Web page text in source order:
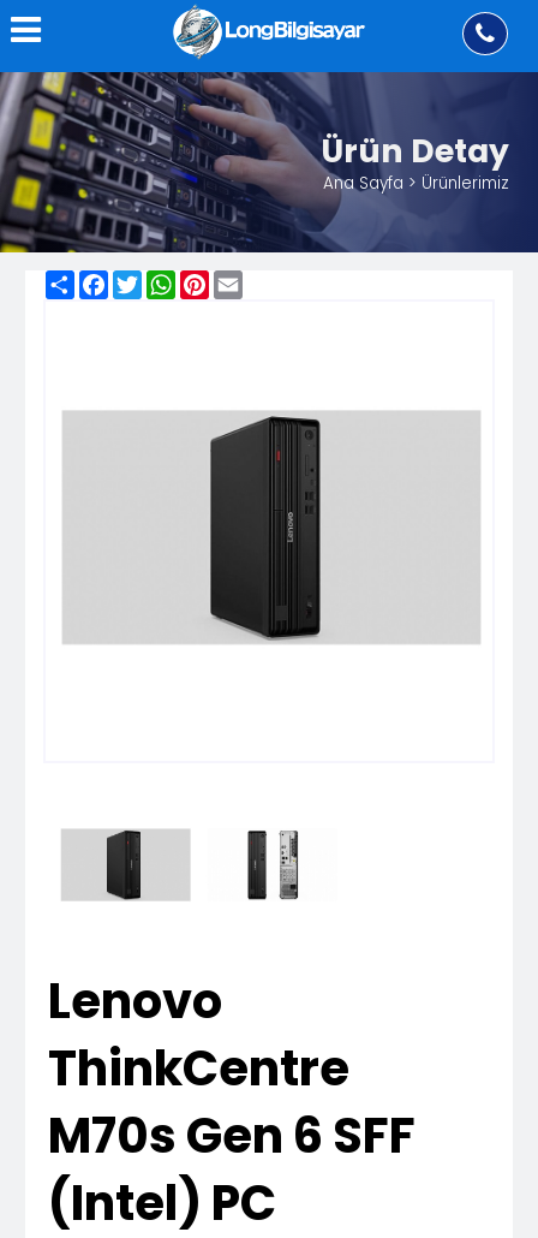
Ürün Detay
Ana Sayfa > Ürünlerimiz
ShareFacebook
TwitterWhatsApp
Pinterest
Lenovo
ThinkCentre
M70s Gen 6 SFF
(Intel) PC